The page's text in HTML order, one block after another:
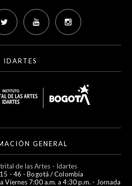
IDARTES
GENERAL
de las Artes - Idartes
- 46 - Bogotá / Colombia
Viernes 7:00 a.m. a 4:30 p.m. - Jornada